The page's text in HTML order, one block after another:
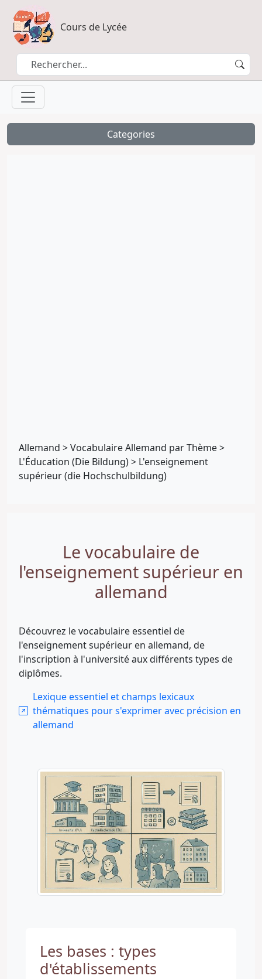
Cours de Lycée
Categories
Allemand >Vocabulaire Allemand par Thème>
L'Éducation (Die Bildung)> L'enseignement
supérieur (die Hochschulbildung)
Le vocabulaire de
l'enseignement supérieur en
allemand
Découvrez le vocabulaire essentiel de
l'enseignement supérieur en allemand, de
l'inscription à l'université aux différents types de
diplômes.
Lexique essentiel et champs lexicaux
thématiques pour s'exprimer avec précision en
allemand
Les bases : types
d'établissements